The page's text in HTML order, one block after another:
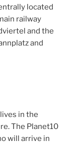
located
railway
and the
and
in the
The Planet10
will arrive in